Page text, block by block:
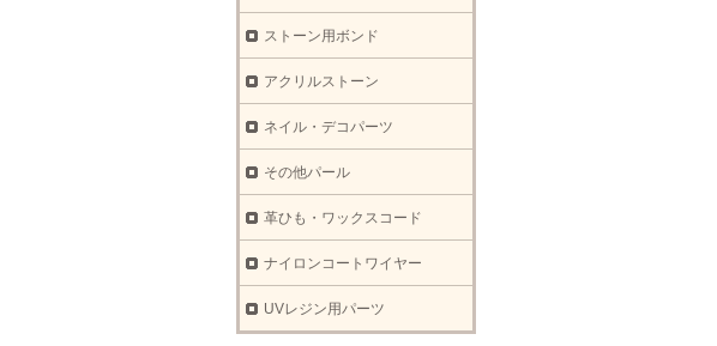
ストーン用ボンド
アクリルストーン
ネイル・デコパーツ
その他パール
革ひも・ワックスコード
ナイロンコートワイヤー
UVレジン用パーツ